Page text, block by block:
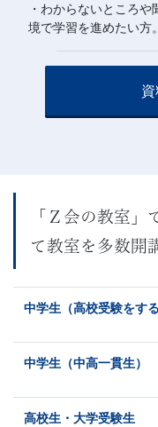
・ わからないところや
境で学習を進めたい方。
「Ｚ会の教室」
て教室を多数開
中学生（高校受験をする
中学生（中高一貫生）
高校生・大学受験生